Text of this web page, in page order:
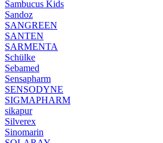
Sambucus Kids
Sandoz
SANGREEN
SANTEN
SARMENTA
Schülke
Sebamed
Sensapharm
SENSODYNE
SIGMAPHARM
sikapur
Silverex
Sinomarin